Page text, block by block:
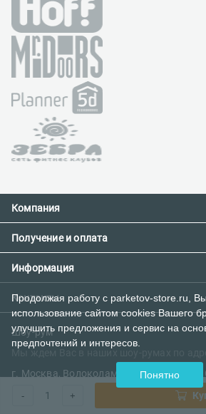
- 1 +
Компания
Контакты
О компании
Сотрудничество
Вакансии
Сертификаты
Наш блог
Получение и оплата
Доставка и оплата
Предзаказ товара с фабрики
Информация
Как сделать заказ
Политика конфиденциальности
Контакты
E-mail:
+7 (499) 600-12-25
Шоу-рум
г. Москва, Волоколамское шоссе 6 ст.м
(вход со стороны шоссе)
Продолжая работу с parketov-store.ru,
использование сайтом cookies Вашего
улучшить предложения и сервис на
предпочтений и интересов.
Понятно